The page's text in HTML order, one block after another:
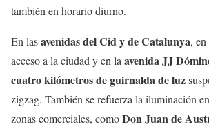
también en horario diurno.
En lasavenidas del Cid y de Catalunya,
acceso a la ciudad y en laavenida JJ
cuatro kilómetros de guirnalda de luz
zigzag. También se refuerza la iluminación
zonas comerciales, comoDon Juan de